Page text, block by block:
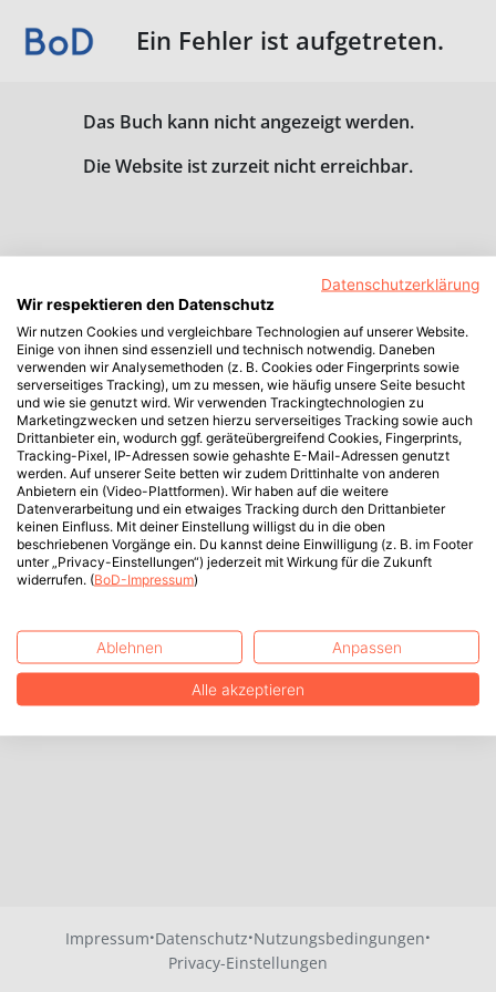
Ein Fehler ist aufgetreten.
Das Buch kann nicht angezeigt werden.
Die Website ist zurzeit nicht erreichbar.
Impressum·Datenschutz·Nutzungsbedingungen·
Privacy-Einstellungen
Datenschutzerklärung
Wir respektieren den Datenschutz
Wir nutzen Cookies und vergleichbare Technologien auf unserer Website.
Einige von ihnen sind essenziell und technisch notwendig. Daneben
verwenden wir Analysemethoden (z. B. Cookies oder Fingerprints sowie
serverseitiges Tracking), um zu messen, wie häufig unsere Seite besucht
und wie sie genutzt wird. Wir verwenden Trackingtechnologien zu
Marketingzwecken und setzen hierzu serverseitiges Tracking sowie auch
Drittanbieter ein, wodurch ggf. geräteübergreifend Cookies, Fingerprints,
Tracking-Pixel, IP-Adressen sowie gehashte E-Mail-Adressen genutzt
werden. Auf unserer Seite betten wir zudem Drittinhalte von anderen
Anbietern ein (Video-Plattformen). Wir haben auf die weitere
Datenverarbeitung und ein etwaiges Tracking durch den Drittanbieter
keinen Einfluss. Mit deiner Einstellung willigst du in die oben
beschriebenen Vorgänge ein. Du kannst deine Einwilligung (z. B. im Footer
unter „Privacy-Einstellungen“) jederzeit mit Wirkung für die Zukunft
widerrufen. (BoD-Impressum)
Ablehnen Anpassen
Alle akzeptieren